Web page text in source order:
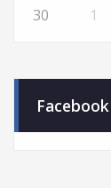
30 1
Facebook